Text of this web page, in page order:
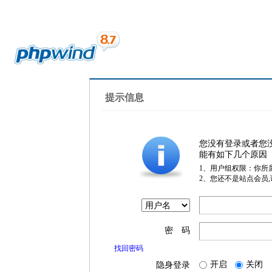
提示信息
您没有登录或者您
能有如下几个原因
1、用户组权限：你所
2、您还不是站点会员
密 码
找回密码
隐身登录 开启 关闭